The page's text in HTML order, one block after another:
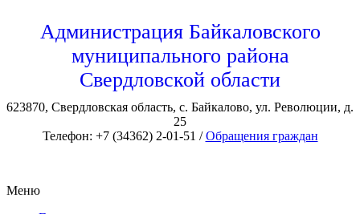
Администрация Байкаловского
муниципального района
Свердловской области
623870, Свердловская область, с. Байкалово, ул. Революции, д.
25
Телефон: +7 (34362) 2-01-51 /Обращения граждан
Меню